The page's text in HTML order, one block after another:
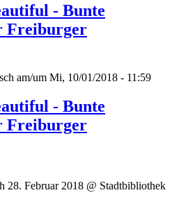
- Bunte
Freiburger
am/um Mi, 10/01/2018 - 11:59
- Bunte
Freiburger
28. Februar 2018 @ Stadtbibliothek